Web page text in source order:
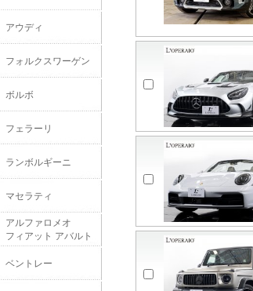
アウディ
フォルクスワーゲン
ボルボ
フェラーリ
ランボルギーニ
マセラティ
アルファロメオ
フィアット アバルト
ベントレー